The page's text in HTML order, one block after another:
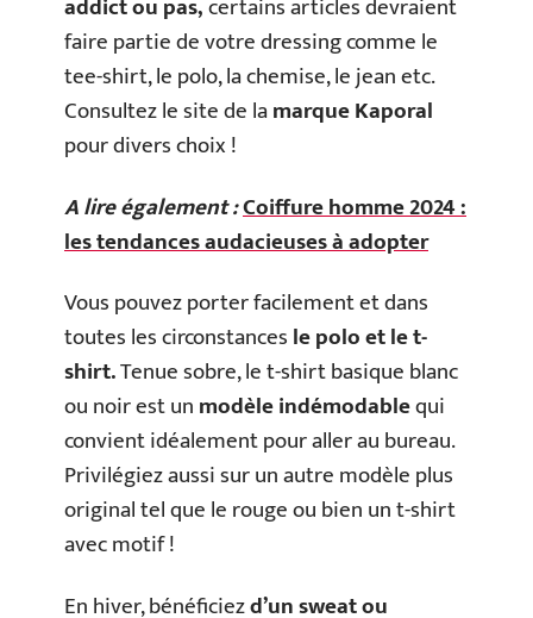
addict ou pas,certains articles devraient
faire partie de votre dressing comme le
tee-shirt, le polo, la chemise, le jean etc.
Consultez le site de lamarque Kaporal
pour divers choix !
A lire également :Coiffure homme 2024 :
les tendances audacieuses à adopter
Vous pouvez porter facilement et dans
toutes les circonstancesle polo et le t-
shirt.Tenue sobre, le t-shirt basique blanc
ou noir est unmodèle indémodablequi
convient idéalement pour aller au bureau.
Privilégiez aussi sur un autre modèle plus
original tel que le rouge ou bien un t-shirt
avec motif !
En hiver, bénéficiezd’un sweat ou